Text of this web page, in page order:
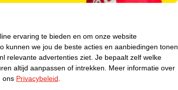
Pers
Winkelformule
Bedrijfsgegevens
ervaring te bieden en om onze website
kunnen we jou de beste acties en aanbiedingen tonen
relevante advertenties ziet. Je bepaalt zelf welke
altijd aanpassen of intrekken.
Meer informatie over
ons Privacybeleid